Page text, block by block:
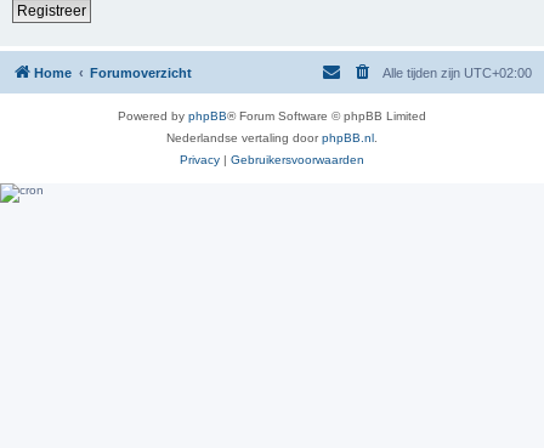
Registreer
Home Forumoverzicht Alle tijden zijn UTC+02:00
Powered by phpBB® Forum Software © phpBB Limited
Nederlandse vertaling doorphpBB.nl
Privacy | Gebruikersvoorwaarden